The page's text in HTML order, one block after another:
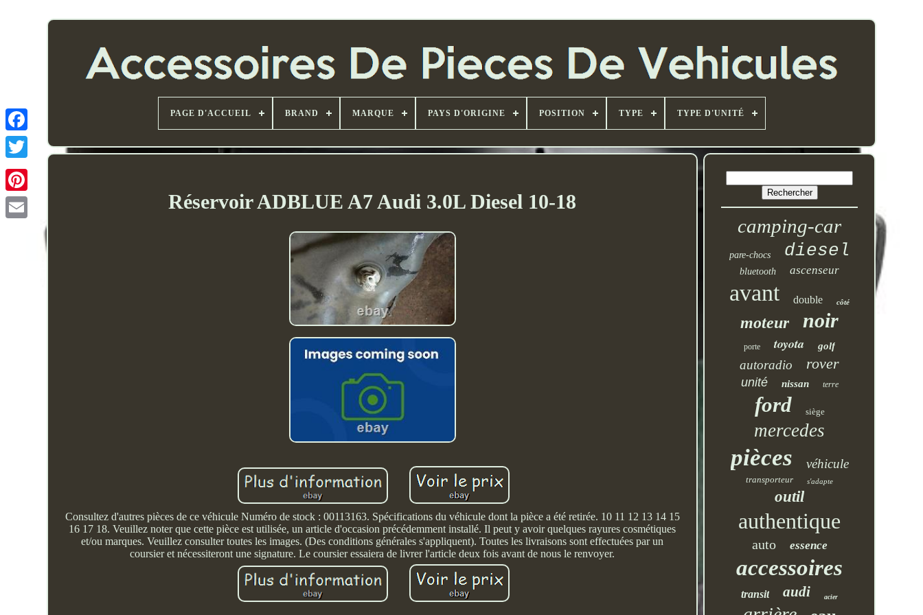
PAGE D'ACCUEIL BRAND MARQUE PAYS D'ORIGINE POSITION TYPE TYPE D'UNITÉ
Réservoir ADBLUE A7 Audi 3.0L Diesel 10-18
Consultez d'autres pièces de ce véhicule Numéro de stock : 00113163. Spécifications du véhicule dont la pièce a été retirée. 10 11 12 13 14 15
16 17 18. Veuillez noter que cette pièce est utilisée, un article d'occasion précédemment installé. Il peut y avoir quelques rayures cosmétiques
et/ou marques. Veuillez consulter toutes les images. (Des conditions générales s'appliquent). Toutes les livraisons sont effectuées par un
coursier et nécessiteront une signature. Le coursier essaiera de livrer l'article deux fois avant de nous le renvoyer.
camping-car
pare-chocs diesel
bluetooth ascenseur
avant double côté
moteur noir
porte toyota golf
autoradio rover
unité nissan terre
ford siège
mercedes
pièces véhicule
transporteur s'adapte
outil
authentique
auto essence
accessoires
transit audi acier